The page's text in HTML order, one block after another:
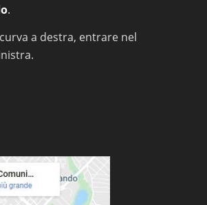
.
a destra, entrare nel